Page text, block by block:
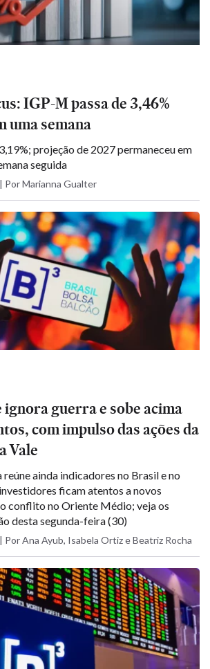
IGP-M passa de 3,46%
uma semana
projeção de 2027 permaneceu em
seguida
| Por Marianna Gualter
guerra e sobe acima
com impulso das ações da
Vale
reúne ainda indicadores no Brasil e no
ficam atentos a novos
conflito no Oriente Médio; veja os
desta segunda-feira (30)
| Por Ana Ayub, Isabela Ortiz e Beatriz Rocha